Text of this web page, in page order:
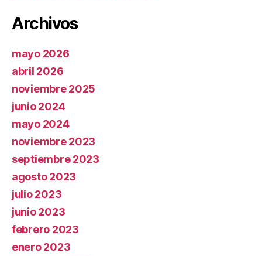
Archivos
mayo 2026
abril 2026
noviembre 2025
junio 2024
mayo 2024
noviembre 2023
septiembre 2023
agosto 2023
julio 2023
junio 2023
febrero 2023
enero 2023